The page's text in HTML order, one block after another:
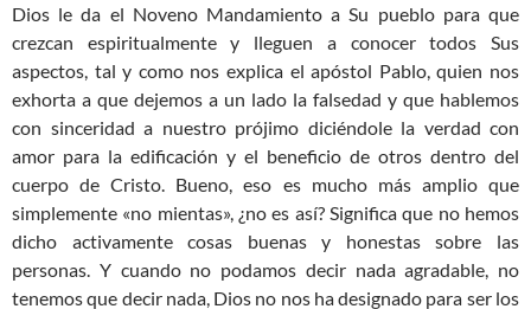
Dios le da el Noveno Mandamiento a Su pueblo para que
crezcan espiritualmente y lleguen a conocer todos Sus
aspectos, tal y como nos explica el apóstol Pablo, quien nos
exhorta a que dejemos a un lado la falsedad y que hablemos
con sinceridad a nuestro prójimo diciéndole la verdad con
amor para la edificación y el beneficio de otros dentro del
cuerpo de Cristo. Bueno, eso es mucho más amplio que
simplemente «no mientas», ¿no es así? Significa que no hemos
dicho activamente cosas buenas y honestas sobre las
personas. Y cuando no podamos decir nada agradable, no
tenemos que decir nada, Dios no nos ha designado para ser los